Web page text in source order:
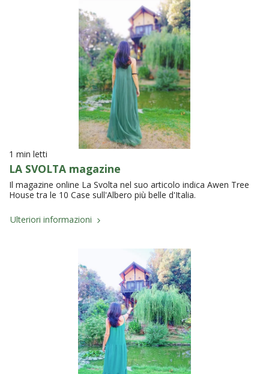
1 min letti
LA SVOLTA magazine
Il magazine online La Svolta nel suo articolo indica Awen Tree
House tra le 10 Case sull'Albero più belle d'Italia.
Ulteriori informazioni